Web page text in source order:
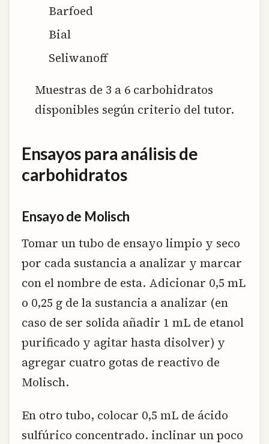
Barfoed
Bial
Seliwanoff
Muestras de 3 a 6 carbohidratos
disponibles según criterio del tutor.
Ensayos para análisis de
carbohidratos
Ensayo de Molisch
Tomar un tubo de ensayo limpio y seco
por cada sustancia a analizar y marcar
con el nombre de esta. Adicionar 0,5 mL
o 0,25 g de la sustancia a analizar (en
caso de ser solida añadir 1 mL de etanol
purificado y agitar hasta disolver) y
agregar cuatro gotas de reactivo de
Molisch.
En otro tubo, colocar 0,5 mL de ácido
sulfúrico concentrado. inclinar un poco